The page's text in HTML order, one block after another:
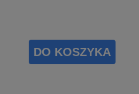
DO KOSZYKA